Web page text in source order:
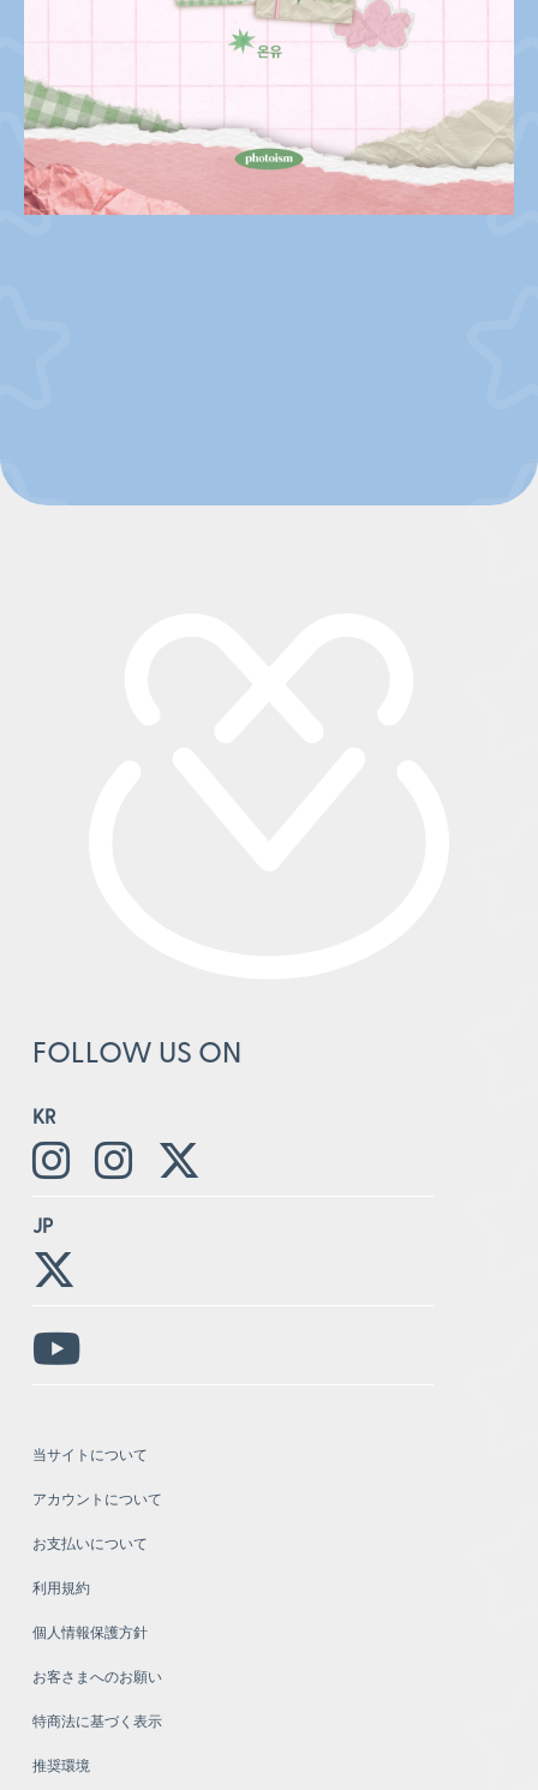
FOLLOW US ON
KR
JP
当サイトについて
アカウントについて
お支払いについて
利用規約
個人情報保護方針
お客さまへのお願い
特商法に基づく表示
推奨環境